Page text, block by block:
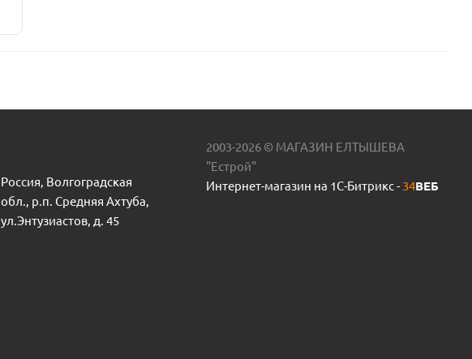
Россия, Волгоградская
обл., р.п. Средняя Ахтуба,
ул.Энтузиастов, д. 45
2003-2026 © МАГАЗИН ЕЛТЫШЕВА
"Естрой"
Интернет-магазин на 1С-Битрикс - 34ВЕБ